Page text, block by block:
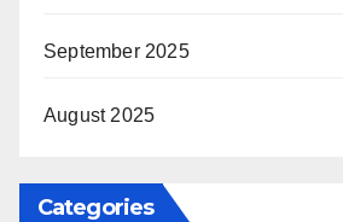
September 2025
August 2025
Categories